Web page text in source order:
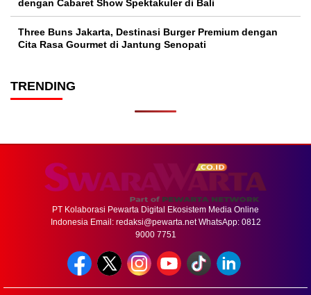
dengan Cabaret Show Spektakuler di Bali
Three Buns Jakarta, Destinasi Burger Premium dengan
Cita Rasa Gourmet di Jantung Senopati
TRENDING
PT Kolaborasi Pewarta Digital Ekosistem Media Online
Indonesia Email: redaksi@pewarta.netWhatsApp: 0812
9000 7751